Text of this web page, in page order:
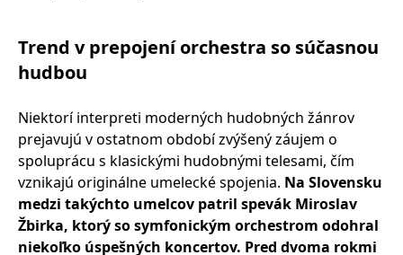
Trend v prepojení orchestra so súčasnou
hudbou
Niektorí interpreti moderných hudobných žánrov
prejavujú v ostatnom období zvýšený záujem o
spoluprácu s klasickými hudobnými telesami, čím
vznikajú originálne umelecké spojenia. Na Slovensku
medzi takýchto umelcov patril spevák Miroslav
Žbirka, ktorý so symfonickým orchestrom odohral
niekoľko úspešných koncertov. Pred dvoma rokmi